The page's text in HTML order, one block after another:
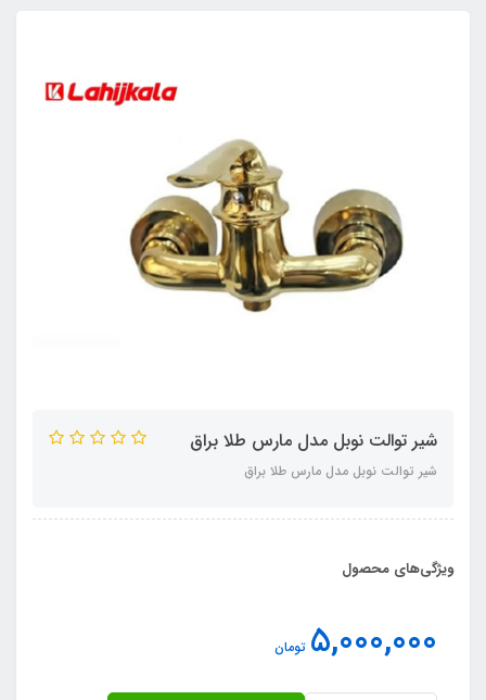
شیر توالت نوبل مدل مارس طلا براق
شیر توالت نوبل مدل مارس طلا براق
ویژگی‌های محصول
5,000,000 تومان